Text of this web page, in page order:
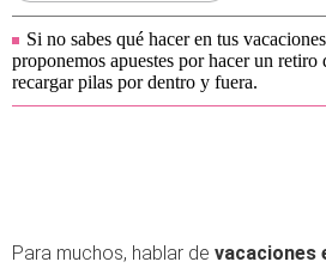
Si no sabes qué hacer en tus
proponemos apuestes por hacer un retiro
recargar pilas por dentro y fuera.
Para muchos, hablar de vacaciones